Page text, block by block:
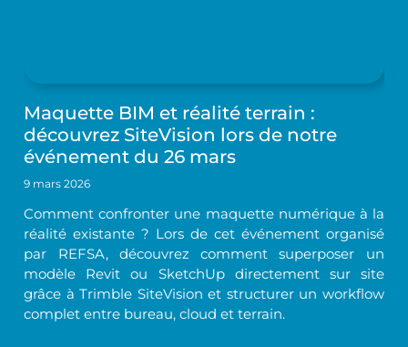
Maquette BIM et réalité terrain :
découvrez SiteVision lors de notre
événement du 26 mars
9 mars 2026
Comment confronter une maquette numérique à la
réalité existante ? Lors de cet événement organisé
par REFSA, découvrez comment superposer un
modèle Revit ou SketchUp directement sur site
grâce à Trimble SiteVision et structurer un workflow
complet entre bureau, cloud et terrain.